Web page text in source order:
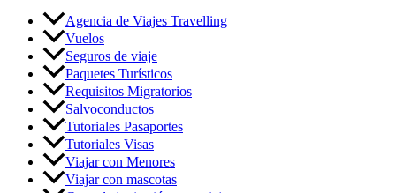
Agencia de Viajes Travelling
Vuelos
Seguros de viaje
Paquetes Turísticos
Requisitos Migratorios
Salvoconductos
Tutoriales Pasaportes
Tutoriales Visas
Viajar con Menores
Viajar con mascotas